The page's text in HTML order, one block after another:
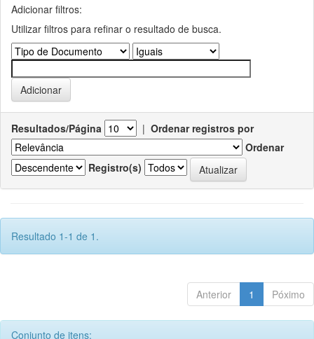
Adicionar filtros:
Utilizar filtros para refinar o resultado de busca.
Resultados/Página | Ordenar registros por
Ordenar
Registro(s)
Resultado 1-1 de 1.
Anterior 1 Póximo
Conjunto de itens: